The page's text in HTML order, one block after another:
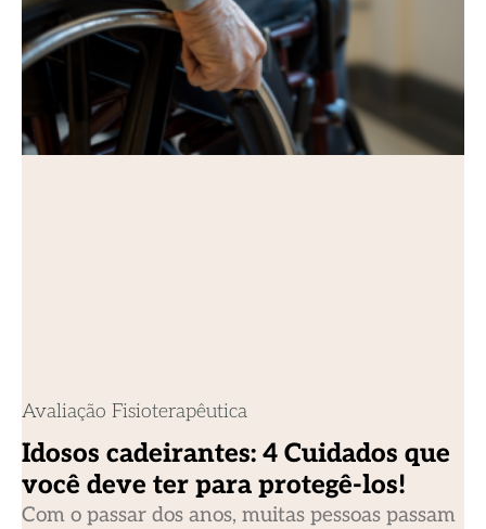
Avaliação Fisioterapêutica
Idosos cadeirantes: 4 Cuidados que
você deve ter para protegê-los!
Com o passar dos anos, muitas pessoas passam